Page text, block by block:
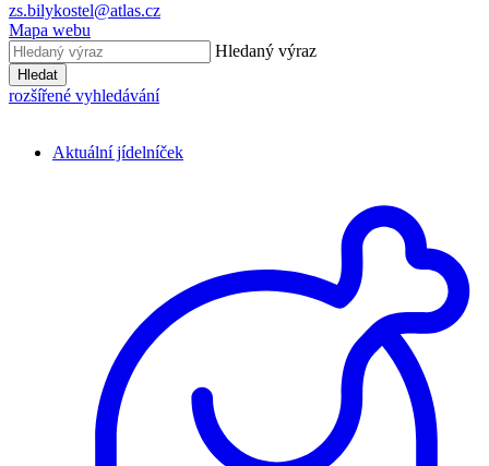
zs.bilykostel@atlas.cz
Mapa webu
Hledaný výraz
Hledat
rozšířené vyhledávání
Aktuální jídelníček